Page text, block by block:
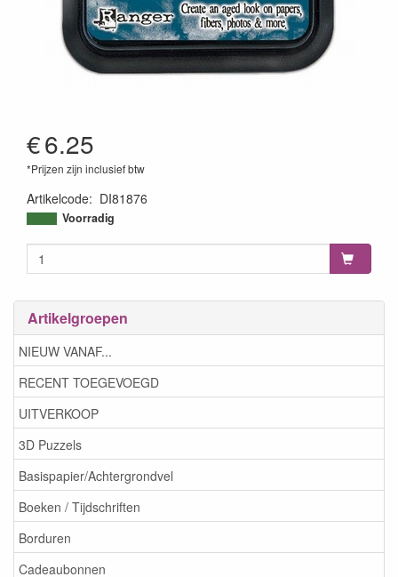
Artikelgroepen
NIEUW VANAF...
RECENT TOEGEVOEGD
UITVERKOOP
3D Puzzels
Basispapier/Achtergrondvel
Boeken / Tijdschriften
Borduren
Cadeaubonnen
€6.25
*Prijzen zijn inclusief btw
Artikelcode: DI81876
789541081876
Voorradig